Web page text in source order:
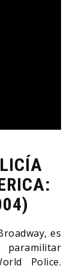
es
Police.